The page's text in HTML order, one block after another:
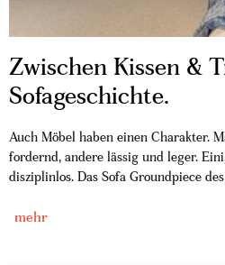
Zwischen Kissen &
Sofageschichte.
Auch Möbel haben einen Charakter.
fordernd, andere lässig und leger.
disziplinlos. Das Sofa Groundpiece
mehr